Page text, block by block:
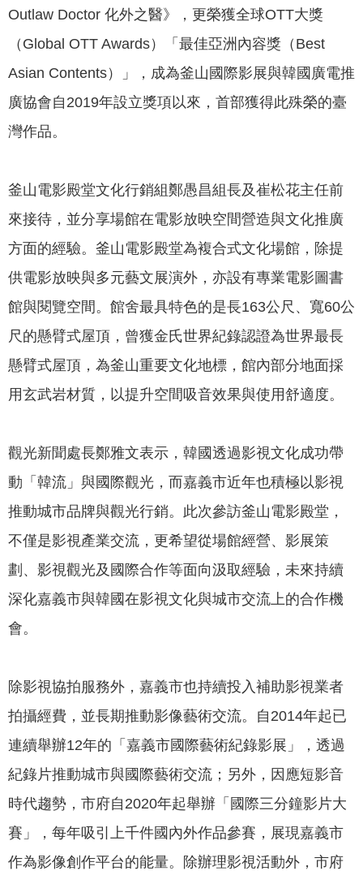
資
安
全
隱
私
權
策
資
料
開
放
宣
Outlaw Doctor 化外之醫》，更榮獲全球OTT大獎
（Global OTT Awards）「最佳亞洲內容獎（Best
Asian Contents）」，成為釜山國際影展與韓國廣電推
廣協會自2019年設立獎項以來，首部獲得此殊榮的臺
灣作品。
釜山電影殿堂文化行銷組鄭愚昌組長及崔松花主任前
來接待，並分享場館在電影放映空間營造與文化推廣
方面的經驗。釜山電影殿堂為複合式文化場館，除提
供電影放映與多元藝文展演外，亦設有專業電影圖書
館與閱覽空間。館舍最具特色的是長163公尺、寬60公
尺的懸臂式屋頂，曾獲金氏世界紀錄認證為世界最長
懸臂式屋頂，為釜山重要文化地標，館內部分地面採
用玄武岩材質，以提升空間吸音效果與使用舒適度。
觀光新聞處長鄭雅文表示，韓國透過影視文化成功帶
動「韓流」與國際觀光，而嘉義市近年也積極以影視
推動城市品牌與觀光行銷。此次參訪釜山電影殿堂，
不僅是影視產業交流，更希望從場館經營、影展策
劃、影視觀光及國際合作等面向汲取經驗，未來持續
深化嘉義市與韓國在影視文化與城市交流上的合作機
會。
除影視協拍服務外，嘉義市也持續投入補助影視業者
拍攝經費，並長期推動影像藝術交流。自2014年起已
連續舉辦12年的「嘉義市國際藝術紀錄影展」，透過
紀錄片推動城市與國際藝術交流；另外，因應短影音
時代趨勢，市府自2020年起舉辦「國際三分鐘影片大
賽」，每年吸引上千件國內外作品參賽，展現嘉義市
作為影像創作平台的能量。除辦理影視活動外，市府